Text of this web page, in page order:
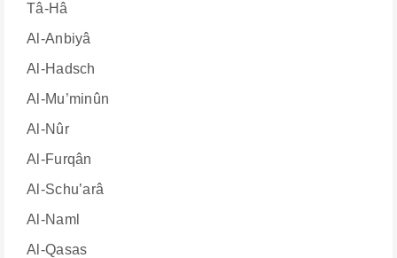
Tâ-Hâ
Al-Anbiyâ
Al-Hadsch
Al-Mu’minûn
Al-Nûr
Al-Furqân
Al-Schu’arâ
Al-Naml
Al-Qasas